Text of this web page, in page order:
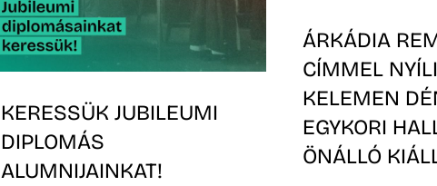
KERESSÜK JUBILEUMI
DIPLOMÁS
ALUMNIJAINKAT!
ÁRKÁDIA
CÍMMEL
KELEMEN
EGYKORI
ÖNÁLLÓ